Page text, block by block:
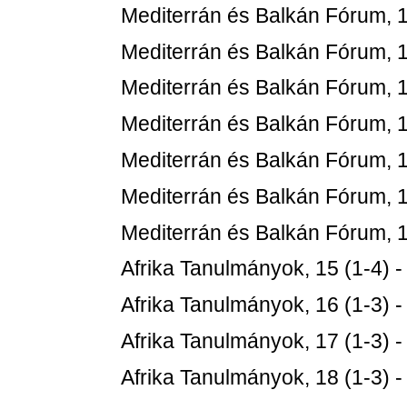
Mediterrán és Balkán Fórum,
Mediterrán és Balkán Fórum,
Mediterrán és Balkán Fórum,
Mediterrán és Balkán Fórum,
Mediterrán és Balkán Fórum,
Mediterrán és Balkán Fórum,
Mediterrán és Balkán Fórum,
Afrika Tanulmányok, 15 (1-4) -
Afrika Tanulmányok, 16 (1-3) -
Afrika Tanulmányok, 17 (1-3) -
Afrika Tanulmányok, 18 (1-3) -